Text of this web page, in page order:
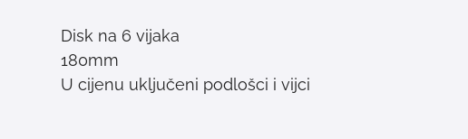
Disk na 6 vijaka
180mm
U cijenu uključeni podlošci i vijci